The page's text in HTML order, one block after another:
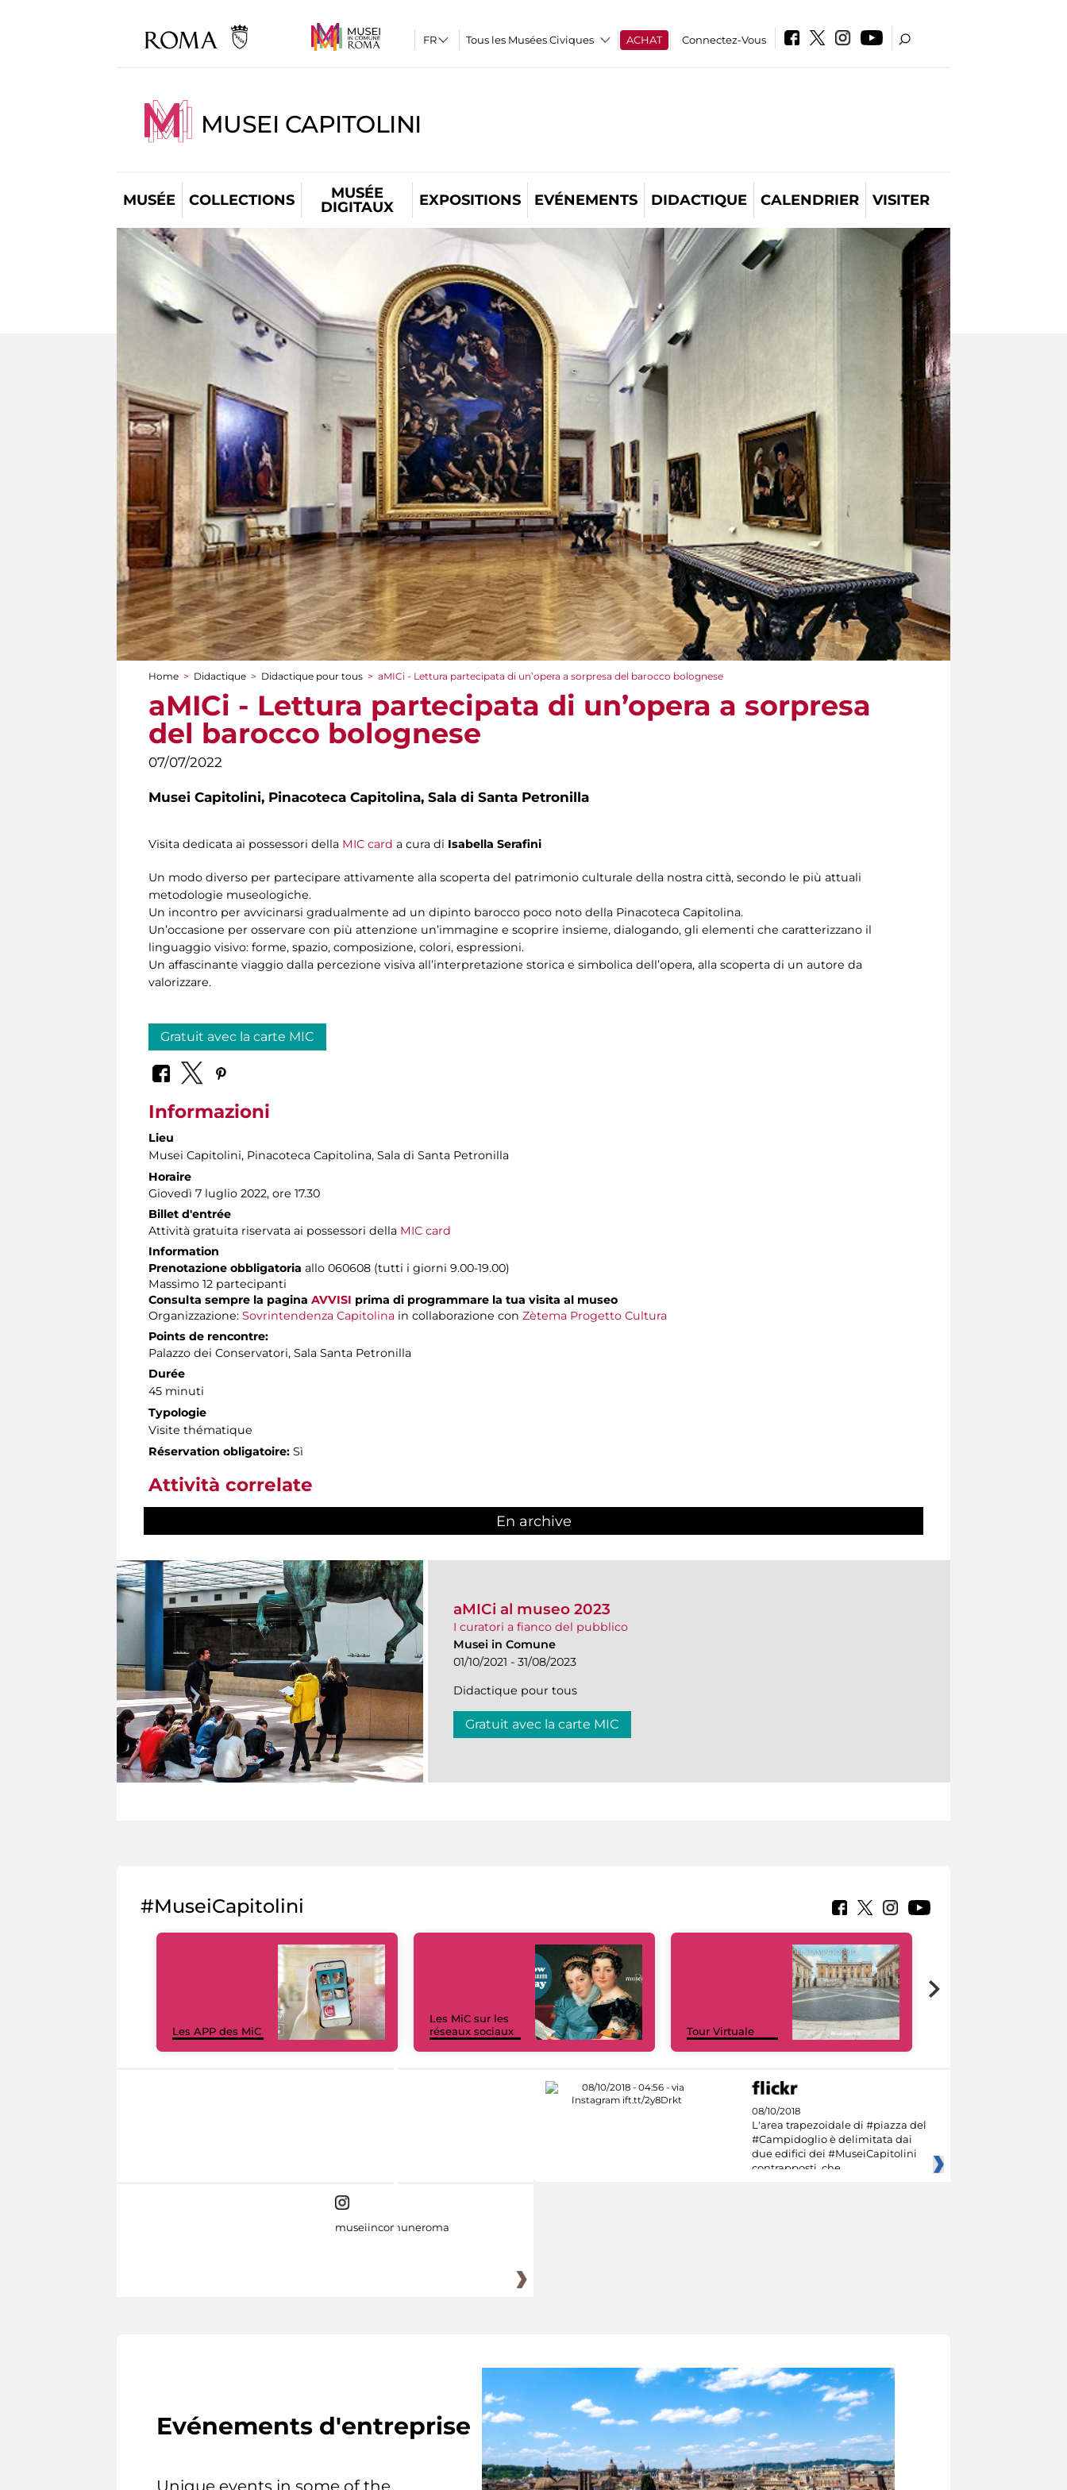
Tous les Musées Civiques ACHAT Connectez-Vous
MUSEI CAPITOLINI
MUSÉE COLLECTIONS
MUSÉE
DIGITAUX
EXPOSITIONS EVÉNEMENTS DIDACTIQUE CALENDRIER VISITER
You are here
Home > Didactique > Didactique pour tous > aMICi - Lettura partecipata di un’opera a sorpresa del barocco bolognese
aMICi - Lettura partecipata di un’opera a sorpresa
del barocco bolognese
07/07/2022
Musei Capitolini, Pinacoteca Capitolina, Sala di Santa Petronilla
Visita dedicata ai possessori della MIC card a cura di Isabella Serafini
Un modo diverso per partecipare attivamente alla scoperta del patrimonio culturale della nostra città, secondo le più attuali
metodologie museologiche.
Un incontro per avvicinarsi gradualmente ad un dipinto barocco poco noto della Pinacoteca Capitolina.
Un’occasione per osservare con più attenzione un’immagine e scoprire insieme, dialogando, gli elementi che caratterizzano il
linguaggio visivo: forme, spazio, composizione, colori, espressioni.
Un affascinante viaggio dalla percezione visiva all’interpretazione storica e simbolica dell’opera, alla scoperta di un autore da
valorizzare.
Gratuit avec la carte MIC
Informazioni
Lieu
Musei Capitolini, Pinacoteca Capitolina, Sala di Santa Petronilla
Horaire
Giovedì 7 luglio 2022, ore 17.30
Billet d'entrée
Attività gratuita riservata ai possessori della MIC card
Information
Prenotazione obbligatoria allo 060608 (tutti i giorni 9.00-19.00)
Massimo 12 partecipanti
Consulta sempre la pagina AVVISI prima di programmare la tua visita al museo
Organizzazione: Sovrintendenza Capitolina in collaborazione con Zètema Progetto Cultura
Points de rencontre:
Palazzo dei Conservatori, Sala Santa Petronilla
Durée
45 minuti
Typologie
Visite thématique
Réservation obligatoire: Sì
Attività correlate
En archive
aMICi al museo 2023
I curatori a fianco del pubblico
Musei in Comune
01/10/2021 - 31/08/2023
Didactique pour tous
Gratuit avec la carte MIC
#MuseiCapitolini
Les APP des MiC
Les MiC sur les
réseaux sociaux
Tour Virtuale
08/10/2018
L'area trapezoidale di #piazza del
#Campidoglio è delimitata dai
due edifici dei #MuseiCapitolini
contrapposti, che
museiincomuneroma
Evénements d'entreprise
Unique events in some of the